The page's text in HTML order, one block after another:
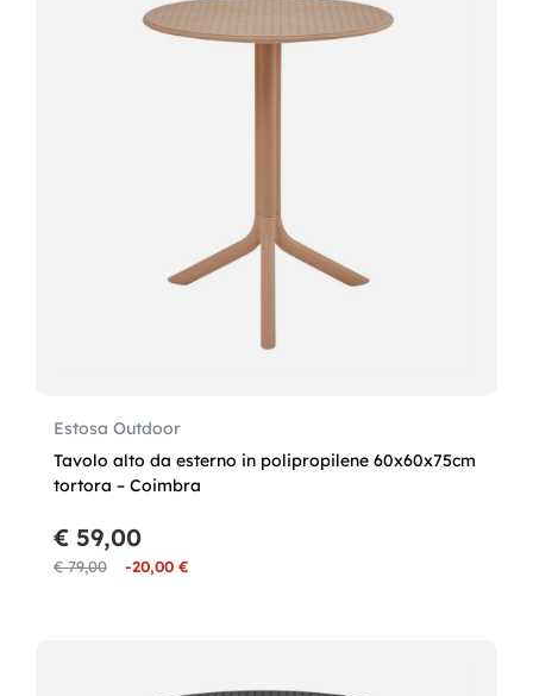
Estosa Outdoor
Tavolo alto da esterno in polipropilene 60x60x75cm
tortora – Coimbra
€ 79,00 -20,00 €
€ 59,00